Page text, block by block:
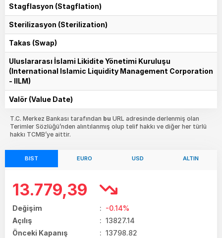
Stagflasyon (Stagflation)
Sterilizasyon (Sterilization)
Takas (Swap)
Uluslararası İslami Likidite Yönetimi Kuruluşu
(International Islamic Liquidity Management Corporation
- IILM)
Valör (Value Date)
T.C. Merkez Bankası tarafından bu URL adresinde derlenmiş olan
Terimler Sözlüğü’nden alıntılanmış olup telif hakkı ve diğer her türlü
hakkı TCMB’ye aittir.
BIST EURO USD ALTIN
13.779,39
Değişim : -0.14%
Açılış
: 13827.14
Önceki Kapanış
: 13798.82